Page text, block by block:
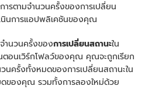
ารตามจำนวนครั้งของการเปลี่ยน
นินการแอปพลิเคชันของคุณ
ำนวนครั้งของการเปลี่ยนสถานะใน
ตอนเวิร์กโฟลว์ของคุณ คุณจะถูกเรียก
นครั้งทั้งหมดของการเปลี่ยนสถานะใน
ของคุณ รวมทั้งการลองใหม่ด้วย